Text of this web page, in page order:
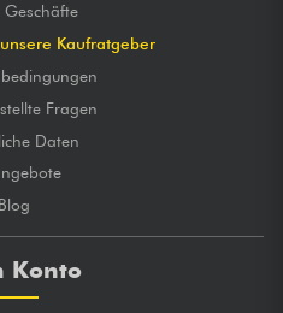
Geschäfte
Kaufratgeber
Fragen
Daten
Blog
Konto